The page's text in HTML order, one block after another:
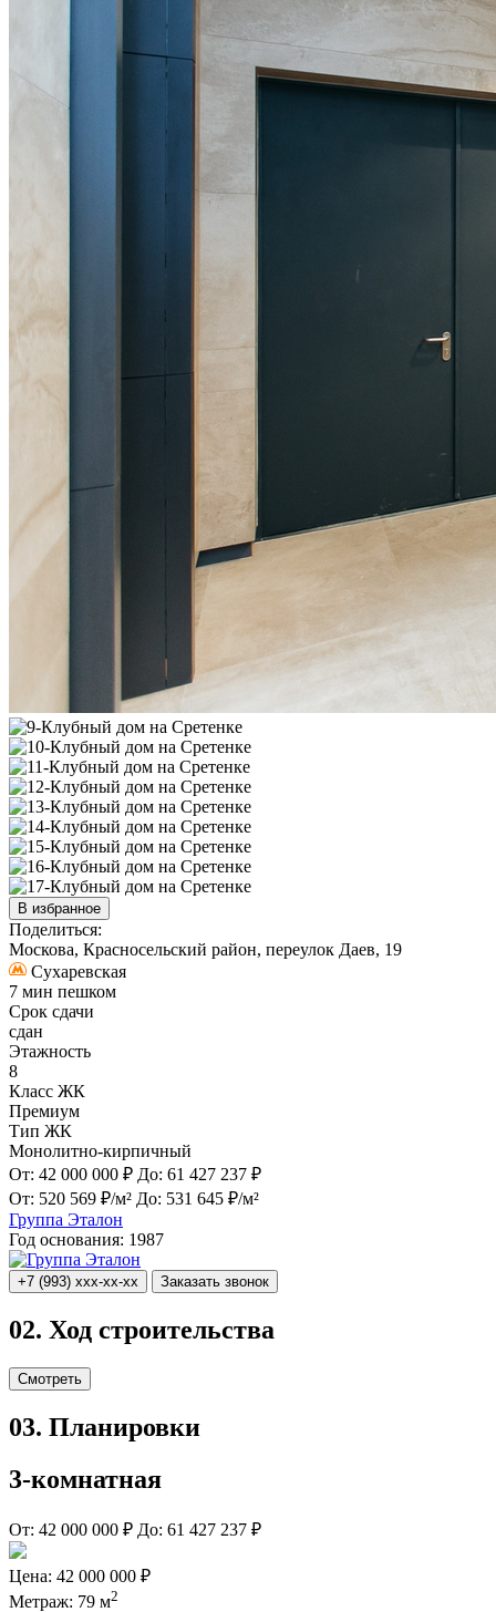
В избранное
Поделиться:
Москова, Красносельский район, переулок Даев, 19
Сухаревская
7 мин пешком
Срок сдачи
сдан
Этажность
8
Класс ЖК
Премиум
Тип ЖК
Монолитно-кирпичный
От: 42 000 000 ₽ До: 61 427 237 ₽
От: 520 569 ₽/м² До: 531 645 ₽/м²
Группа Эталон
Год основания: 1987
+7 (993) xxx-xx-xx Заказать звонок
02. Ход строительства
Смотреть
03. Планировки
3-комнатная
От: 42 000 000 ₽ До: 61 427 237 ₽
Цена: 42 000 000 ₽
Метраж: 79 м2